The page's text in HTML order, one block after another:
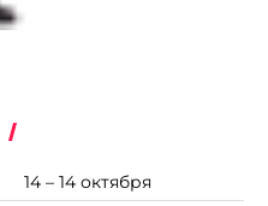
14 – 14 октября